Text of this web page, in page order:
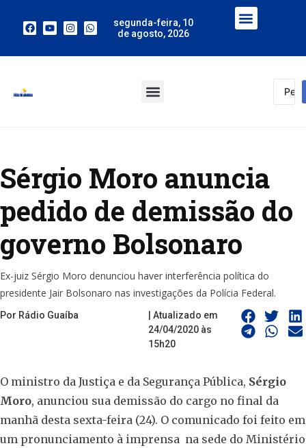
segunda-feira, 10
de agosto, 2026
Sérgio Moro anuncia
pedido de demissão do
governo Bolsonaro
Ex-juiz Sérgio Moro denunciou haver interferência política do
presidente Jair Bolsonaro nas investigações da Polícia Federal.
Por Rádio Guaíba
| Atualizado em
24/04/2020 às
15h20
O ministro da Justiça e da Segurança Pública, Sérgio
Moro, anunciou sua demissão do cargo no final da
manhã desta sexta-feira (24). O comunicado foi feito em
um pronunciamento à imprensa na sede do Ministério